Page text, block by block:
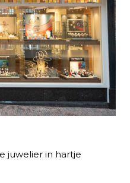
juwelier in hartje